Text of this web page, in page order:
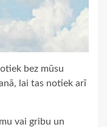
bez mūsu
lai tas notiek arī
vai gribu un